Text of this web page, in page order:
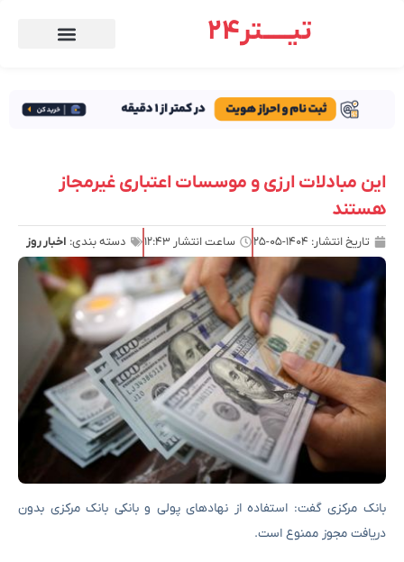
تیـــــتر24
این مبادلات ارزی و موسسات اعتباری غیرمجاز
هستند
تاریخ انتشار: ۱۴۰۴-۰۵-۲۵ ساعت انتشار ۱۲:۴۳ دسته بندی: اخبار روز
بانک مرکزی گفت: استفاده از نهادهای پولی و بانکی بانک مرکزی بدون
دریافت مجوز ممنوع است.